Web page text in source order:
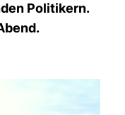
Politikern.